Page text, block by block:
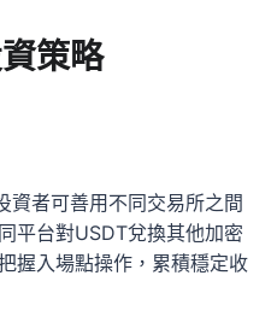
策略
資者可善用不同交易所之間
平台對USDT兌換其他加密
握入場點操作，累積穩定收